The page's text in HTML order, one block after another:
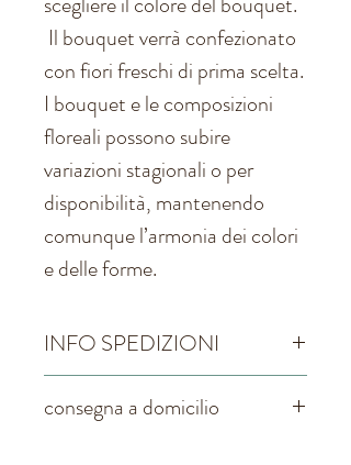
Il bouquet verrà confezionato
con fiori freschi di prima scelta.
I bouquet e le composizioni
floreali possono subire
variazioni stagionali o per
disponibilità, mantenendo
comunque l’armonia dei colori
e delle forme.
INFO SPEDIZIONI
entro 2 giorni lavorativo
consegna a domicilio